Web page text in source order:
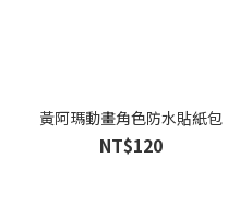
黃阿瑪動畫角色防水貼紙包
NT$120